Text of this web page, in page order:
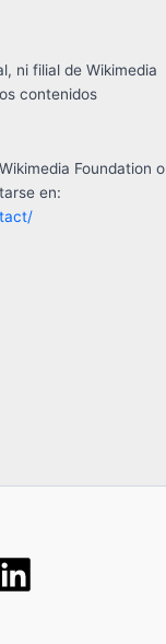
ni filial de Wikimedia
contenidos
Foundation o
en: